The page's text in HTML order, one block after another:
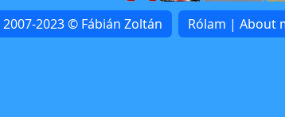
2007-2023 © Fábián Zoltán Rólam | About